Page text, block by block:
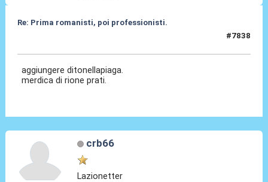
Re: Prima romanisti, poi professionisti.
#7838
aggiungere ditonellapiaga.
merdica di rione prati.
crb66
Lazionetter